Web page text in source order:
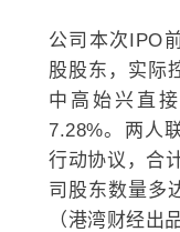
公司本次IPO
股股东，实际
中高始兴直
7.28%。两人
行动协议，合
司股东数量多
（港湾财经出品